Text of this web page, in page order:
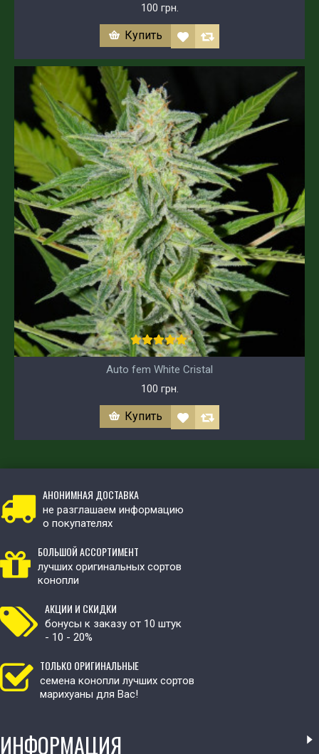
100 грн.
Купить
Auto fem White Cristal
100 грн.
Купить
АНОНИМНАЯ ДОСТАВКА
не разглашаем информацию
о покупателях
БОЛЬШОЙ АССОРТИМЕНТ
лучших оригинальных сортов
конопли
АКЦИИ И СКИДКИ
бонусы к заказу от 10 штук
- 10 - 20%
ТОЛЬКО ОРИГИНАЛЬНЫЕ
семена конопли лучших сортов
марихуаны для Вас!
ИНФОРМАЦИЯ